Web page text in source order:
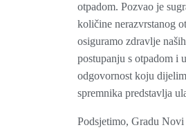
otpadom. Pozvao je
količine nerazvrstanog
osiguramo zdravlje
postupanju s otpadom i
odgovornost koju
spremnika predstavlja
Podsjetimo, Gradu